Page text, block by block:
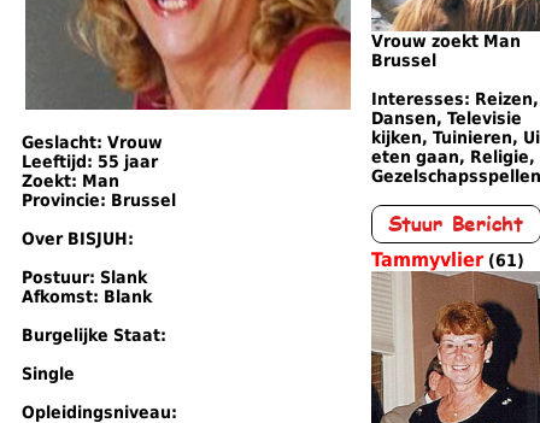
Geslacht: Vrouw
Leeftijd: 55 jaar
Zoekt: Man
Provincie: Brussel
Over BISJUH:
Postuur: Slank
Afkomst: Blank
Burgelijke Staat:
Single
Opleidingsniveau:
Vrouw zoekt Man
Brussel
Interesses: Reizen,
Dansen, Televisie
kijken, Tuinieren,
eten gaan, Religie,
Gezelschapsspellen
Tammyvlier (61)